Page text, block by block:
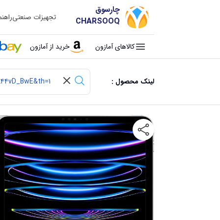
چارسوق
CHARSOOQ
تجهیزات صنعتی
کالاهای آمازون خرید از آمازون
لینک محصول :